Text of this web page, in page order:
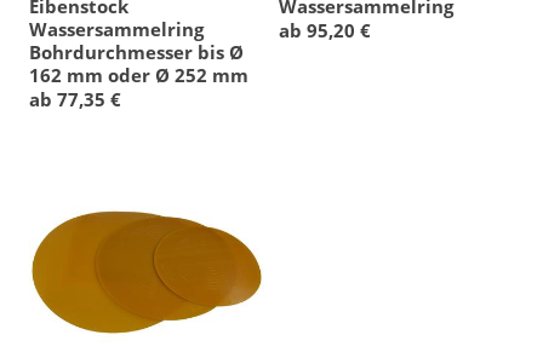
Eibenstock
Wassersammelring
Bohrdurchmesser bis Ø
162 mm oder Ø 252 mm
ab 77,35 €
Wassersammelring
ab 95,20 €